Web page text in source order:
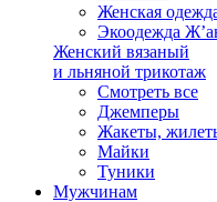
Женская
Экоодежда
Женский вязаный
и льняной трикотаж
Смотреть все
Джемперы
Жакеты,
Майки
Туники
Мужчинам